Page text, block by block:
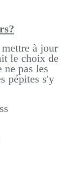
à jour
le choix de
ne pas les
pépites s'y